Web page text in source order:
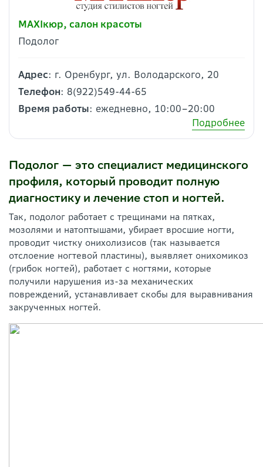
МAXIкюр, салон красоты
Подолог
Адрес: г. Оренбург, ул. Володарского, 20
Телефон: 8(922)549-44-65
Время работы: ежедневно, 10:00–20:00
Подробнее
Подолог — это специалист медицинского
профиля, который проводит полную
диагностику и лечение стоп и ногтей.
Так, подолог работает с трещинами на пятках,
мозолями и натоптышами, убирает вросшие ногти,
проводит чистку онихолизисов (так называется
отслоение ногтевой пластины), выявляет онихомикоз
(грибок ногтей), работает с ногтями, которые
получили нарушения из-за механических
повреждений, устанавливает скобы для выравнивания
закрученных ногтей.